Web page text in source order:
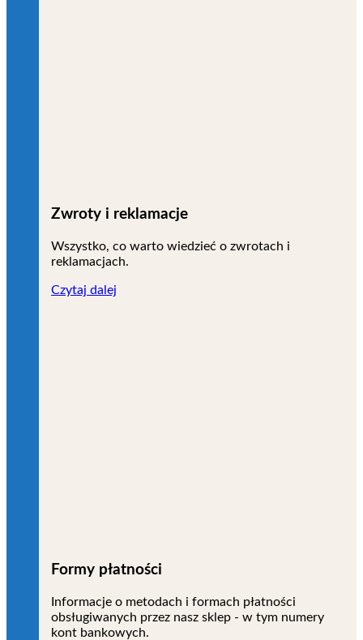
Zwroty i reklamacje
Wszystko, co warto wiedzieć o zwrotach i
reklamacjach.
Czytaj dalej
Formy płatności
Informacje o metodach i formach płatności
obsługiwanych przez nasz sklep - w tym numery
kont bankowych.